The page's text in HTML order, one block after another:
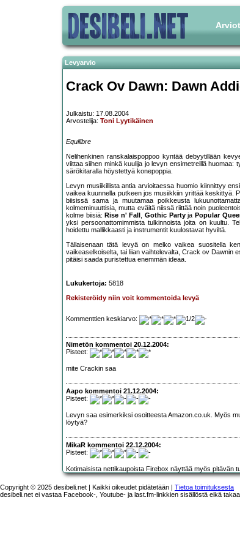
Arviot
Levyarvio
Crack Ov Dawn: Dawn
Julkaistu: 17.08.2004
Arvostelija: Toni Lyytikäinen
Equilibre
Nelihenkinen ranskalaispoppoo kyntää debyytillään
viittaa siihen minkä kuulija jo levyn ensimetreillä huomaa:
särökitaralla höystettyä konepoppia.
Levyn musiikillista antia arvioitaessa huomio kiinnittyy
vaikea kuunnella putkeen jos musiikkiin yrittää keskittyä.
biisissä sama ja muutamaa poikkeusta
kolmeminuuttisia, mutta eväitä niissä riittää noin
kolme biisiä: Rise n' Fall ,Gothic Partyja Popular
yksi persoonattomimmista tulkinnoista joita on kuultu.
hoidettu mallikkaasti ja instrumentit kuulostavat hyviltä.
Tällaisenaan tätä levyä on melko vaikea suositella
vaikeaselkoiselta, tai liian vaihtelevalta, Crack ov Dawnin
pitäisi saada puristettua enemmän ideaa.
Lukukertoja: 5818
Rekisteröidy niin voit kommentoida levyä
Kommenttien keskiarvo:
Nimetön kommentoi 20.12.2004:
Pisteet:
mite Crackin saa
Aapo kommentoi 21.12.2004:
Pisteet:
Levyn saa esimerkiksi osoitteestaAmazon.co.uk . Myös
löytyä?
MikaR kommentoi 22.12.2004:
Pisteet:
Kotimaisista nettikaupoista Firebox näyttää myös pitävän
Copyright © 2025 desibeli.net | Kaikki oikeudet pidätetään | Tietoa toimituksesta
desibeli.net ei vastaa Facebook-, Youtube- ja last.fm-linkkien sisällöstä eikä